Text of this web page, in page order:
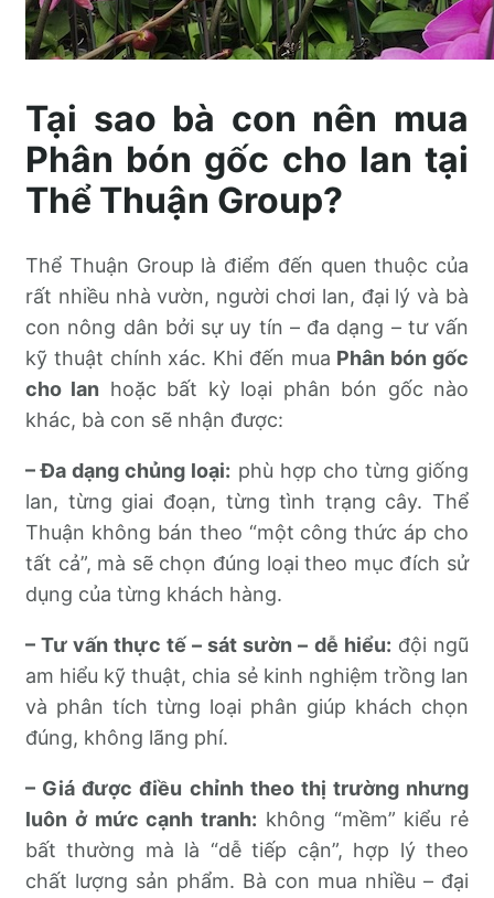
Tại sao bà con nên mua
Phân bón gốc cho lan tại
Thể Thuận Group?
Thể Thuận Group là điểm đến quen thuộc của
rất nhiều nhà vườn, người chơi lan, đại lý và bà
con nông dân bởi sự uy tín – đa dạng – tư vấn
kỹ thuật chính xác. Khi đến mua Phân bón gốc
cho lan hoặc bất kỳ loại phân bón gốc nào
khác, bà con sẽ nhận được:
– Đa dạng chủng loại: phù hợp cho từng giống
lan, từng giai đoạn, từng tình trạng cây. Thể
Thuận không bán theo “một công thức áp cho
tất cả”, mà sẽ chọn đúng loại theo mục đích sử
dụng của từng khách hàng.
– Tư vấn thực tế – sát sườn – dễ hiểu: đội ngũ
am hiểu kỹ thuật, chia sẻ kinh nghiệm trồng lan
và phân tích từng loại phân giúp khách chọn
đúng, không lãng phí.
– Giá được điều chỉnh theo thị trường nhưng
luôn ở mức cạnh tranh: không “mềm” kiểu rẻ
bất thường mà là “dễ tiếp cận”, hợp lý theo
chất lượng sản phẩm. Bà con mua nhiều – đại